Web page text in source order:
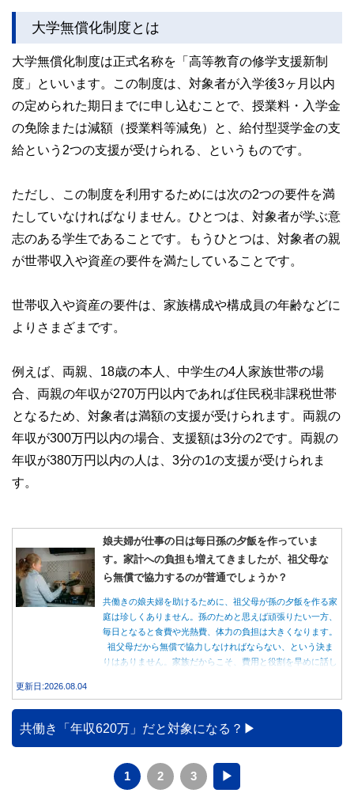
大学無償化制度とは
大学無償化制度は正式名称を「高等教育の修学支援新制
度」といいます。この制度は、対象者が入学後3ヶ月以内
の定められた期日までに申し込むことで、授業料・入学金
の免除または減額（授業料等減免）と、給付型奨学金の支
給という2つの支援が受けられる、というものです。
ただし、この制度を利用するためには次の2つの要件を満
たしていなければなりません。ひとつは、対象者が学ぶ意
志のある学生であることです。もうひとつは、対象者の親
が世帯収入や資産の要件を満たしていることです。
世帯収入や資産の要件は、家族構成や構成員の年齢などに
よりさまざまです。
例えば、両親、18歳の本人、中学生の4人家族世帯の場
合、両親の年収が270万円以内であれば住民税非課税世帯
となるため、対象者は満額の支援が受けられます。両親の
年収が300万円以内の場合、支援額は3分の2です。両親の
年収が380万円以内の人は、3分の1の支援が受けられま
す。
娘夫婦が仕事の日は毎日孫の夕飯を作っていま
す。家計への負担も増えてきましたが、祖父母な
ら無償で協力するのが普通でしょうか？
共働きの娘夫婦を助けるために、祖父母が孫の夕飯を作る家
庭は珍しくありません。孫のためと思えば頑張りたい一方、
毎日となると食費や光熱費、体力の負担は大きくなります。
祖父母だから無償で協力しなければならない、という決ま
りはありません。家族だからこそ、費用と役割を早めに話し
更新日:2026.08.04
共働き「年収620万」だと対象になる？
1 2 3 ▶